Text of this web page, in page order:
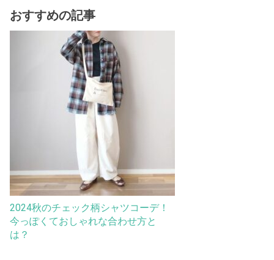
おすすめの記事
2024秋のチェック柄シャツコーデ！
今っぽくておしゃれな合わせ方と
は？